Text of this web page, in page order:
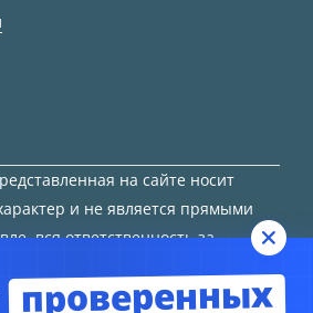
на сайте носит
и не является прямыми
вся ответственность за
проверенных